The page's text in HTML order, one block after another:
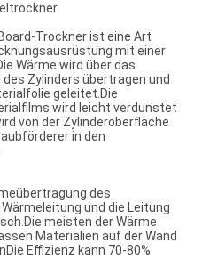
Trockner ist eine Art
mit einer
Wärme wird über das
Zylinders übertragen und
geleitet.Die
wird leicht verdunstet
von der Zylinderoberfläche
in den
des
und die Leitung
meisten der Wärme
Materialien auf der Wand
Effizienz kann 70-80%